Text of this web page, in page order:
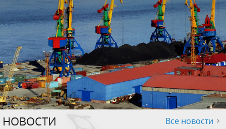
НОВОСТИ Все новости